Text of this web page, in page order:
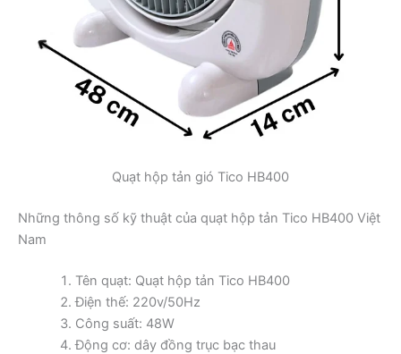
Quạt hộp tản gió Tico HB400
Những thông số kỹ thuật của quạt hộp tản Tico HB400 Việt
Nam
Tên quạt: Quạt hộp tản Tico HB400
Điện thế: 220v/50Hz
Công suất: 48W
Động cơ: dây đồng trục bạc thau